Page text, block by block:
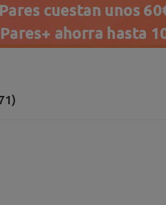
cuestan unos
ahorra hasta